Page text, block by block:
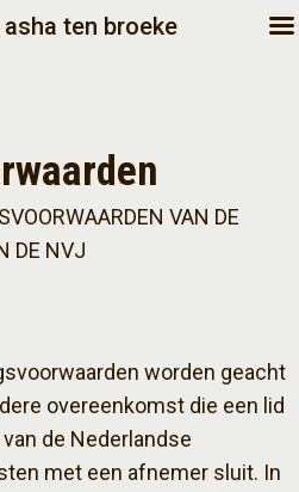
ten broeke
VAN DE
DE NVJ
worden geacht
overeenkomst die een lid
de Nederlandse
met een afnemer sluit. In